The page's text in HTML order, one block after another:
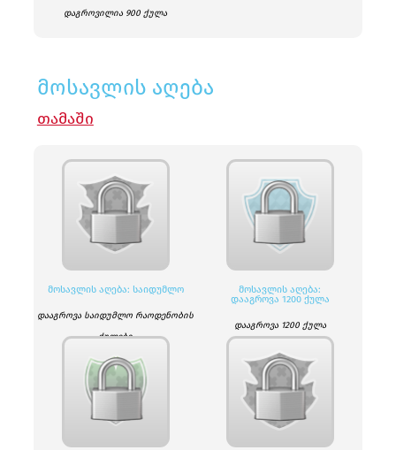
დაგროვილია 900 ქულა
მოსავლის აღება
ᲗᲐᲛᲐᲨᲘ
ᲛᲝᲡᲐᲕᲚᲘᲡ ᲐᲦᲔᲑᲐ: ᲡᲐᲘᲓᲣᲛᲚᲝ
დააგროვა საიდუმლო რაოდენობის
ქულები
ᲛᲝᲡᲐᲕᲚᲘᲡ ᲐᲦᲔᲑᲐ:
ᲓᲐᲐᲒᲠᲝᲕᲐ 1200 ᲥᲣᲚᲐ
დააგროვა 1200 ქულა